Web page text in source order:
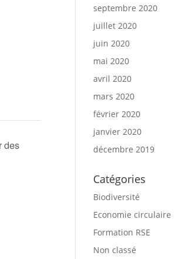
des
septembre 2020
juillet 2020
juin 2020
mai 2020
avril 2020
mars 2020
février 2020
janvier 2020
décembre 2019
Catégories
Biodiversité
Economie circulaire
Formation RSE
Non classé